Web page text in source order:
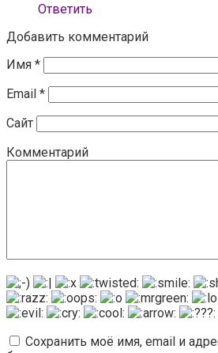
Ответить
Добавить комментарий
Имя *
Email *
Сайт
Комментарий
Сохранить моё имя, email и